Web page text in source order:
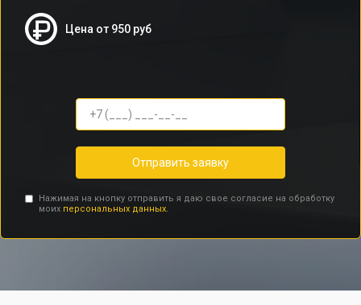
Цена от 950 руб
Отправить заявку
Нажимая на кнопку отправить я даю свое согласие на обработку
моих персональных данных.